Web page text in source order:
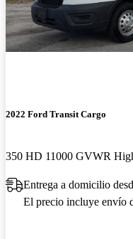
2022 Ford Transit Cargo
Entrega a domicilio
El precio incluye envío